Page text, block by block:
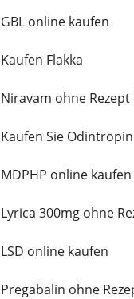
GBL online kaufen
Kaufen Flakka
Niravam ohne Rezept
Kaufen Sie
MDPHP online kaufen
Lyrica 300mg ohne
LSD online kaufen
Pregabalin ohne